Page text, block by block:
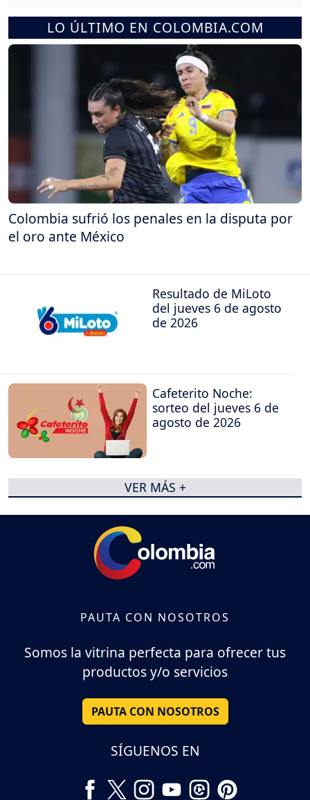
LO ÚLTIMO EN COLOMBIA.COM
Colombia sufrió los penales en la disputa por
el oro ante México
Resultado de MiLoto
del jueves 6 de agosto
de 2026
Cafeterito Noche:
sorteo del jueves 6 de
agosto de 2026
VER MÁS +
PAUTA CON NOSOTROS
Somos la vitrina perfecta para ofrecer tus
productos y/o servicios
PAUTA CON NOSOTROS
SÍGUENOS EN